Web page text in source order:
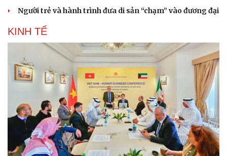
Sức khỏe
Dinh dưỡng - món ngon
Cây thuốc
Sản phụ khoa
Đời sống
Nhà đẹp
Blog
Tình yêu - Gia đình
Người trẻ và hành trình đưa di sản “chạm” vào đương đại
KINH TẾ